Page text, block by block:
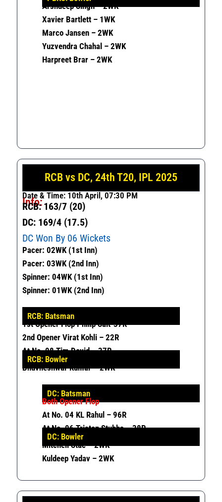
Arshdeep Singh – 2WK
Xavier Bartlett – 1WK
Marco Jansen – 2WK
Yuzvendra Chahal – 2WK
Harpreet Brar – 2WK
RCB vs DC, 24th T20, IPL 2025
Date & Time: 10th April, 07:30 PM
Info:
RCB: 163/7 (20)
DC: 169/4 (17.5)
DC Won By 06 Wickets
Pacer: 02WK (1st Inn)
Pacer: 03WK (2nd Inn)
Spinner: 04WK (1st Inn)
Spinner: 01WK (2nd Inn)
RCB: Batsman
1st Opener Flop Philip Salt-37R
2nd Opener Virat Kohli – 22R
At No. 08 Tim David – 37R
RCB: Bowler
Bhuvneshwar Kumar – 2WK
DC: Batsman
Both Opener Flop
At No. 04 KL Rahul – 96R
At No. 06 Tristan Stubbs – 38R
DC: Bowler
Mitchell Stac – 2WK
Kuldeep Yadav – 2WK